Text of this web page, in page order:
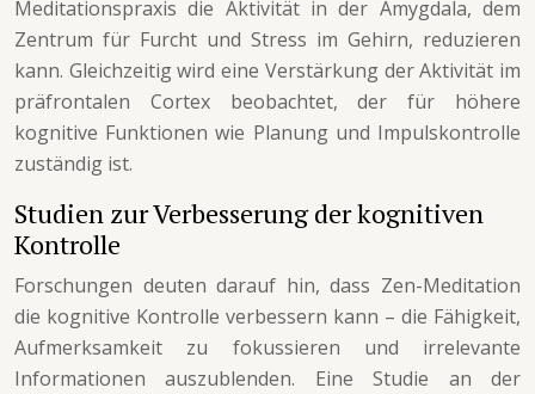
Meditationspraxis die Aktivität in der Amygdala, dem
Zentrum für Furcht und Stress im Gehirn, reduzieren
kann. Gleichzeitig wird eine Verstärkung der Aktivität im
präfrontalen Cortex beobachtet, der für höhere
kognitive Funktionen wie Planung und Impulskontrolle
zuständig ist.
Studien zur Verbesserung der kognitiven
Kontrolle
Forschungen deuten darauf hin, dass Zen-Meditation
die kognitive Kontrolle verbessern kann – die Fähigkeit,
Aufmerksamkeit zu fokussieren und irrelevante
Informationen auszublenden. Eine Studie an der